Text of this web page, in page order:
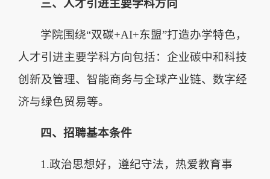
三、人才引进主要学科方向
学院围绕“双碳+AI+东盟”打造办学特色，
人才引进主要学科方向包括：企业碳中和科技
创新及管理、智能商务与全球产业链、数字经
济与绿色贸易等。
四、招聘基本条件
1.政治思想好，遵纪守法，热爱教育事